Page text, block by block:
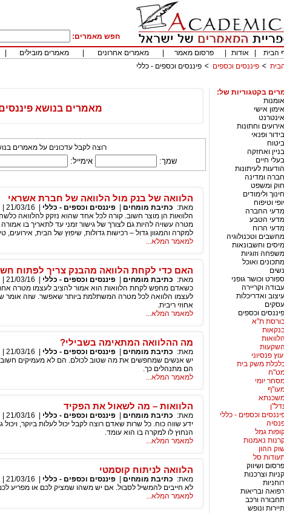
חפש מאמרים:
הבית
אודות פרסום מאמר מאמרים אחרונים מאמרים מובילים
פיננסים וכספים פיננסים וכספים - כללי
בקטגוריות של:
אומנות
אימון אישי
אינטרנט
אירועים וחתונות
בידור ופנאי
ביטוח
בניין ואחזקה
בעלי חיים
הודעות לעיתונות
חברה ומדינה
חוק ומשפט
חינוך ולימודים
יופי וטיפוח
מדעי החברה
מדעי הטבע
מדעי הרוח
מחשבים וטכנולוגיה
מיסים וחשבונאות
משפחה וזוגיות
מתכונים ואוכל
נשים
ספורט וכושר גופני
עבודה וקריירה
עיצוב ואדריכלות
עסקים
פיננסים וכספים
ת"א
הלוואות
השקעות
פנסיוני
משק בית
יומי
נדל"ן
וכספים - כללי
גמל
נאמנות
ההון
סל
פרסום ושיווק
קניות וצרכנות
רוחניות
רפואה ובריאות
תחבורה ורכב
תיירות ונופש
מאמרים בנושא
רוצה לקבל עדכונים על מאמרים
שמך: אימייל:
הלוואה של בנק מול הלוואה של חברת אשראי
מאת: כתיבת מומחים פיננסים וכספים - כללי 21/03/16
הלוואות הן מוצר חשוב. קורה לכל אחד שהוא נזקק להלוואה
מטרה עשויה להיות גם לצורך של גישור זמני עד לתאריך בו
למקרה והמגוון גדול – רכישות גדולות, שיפוץ של הבית, אירועים,
למאמר המלא...
האם כדי לקחת הלוואה מהבנק צריך לפתוח
מאת: כתיבת מומחים פיננסים וכספים - כללי 21/03/16
כשאדם מחפש לקחת הלוואות הוא אמור להציב לעצמו מטרה אחת
לעצמו הלוואה לכל מטרה המשתלמת ביותר שאפשר. שזה אומר
אחוזי ריבית.
למאמר המלא...
מה ההלוואה המתאימה בשבילי?
מאת: כתיבת מומחים פיננסים וכספים - כללי 21/03/16
יש אנשים שמחפשים את מה שטוב לכולם. הם לא מעמיקים חשוב
הם מתנהלים כך.
למאמר המלא...
הלוואות – מה לשאול את הפקיד
מאת: כתיבת מומחים פיננסים וכספים - כללי 21/03/16
ידע שווה כוח. כל שרות שאדם רוצה לקבל יכול לעלות ביוקר,
הנחוץ לו למקרה בו הוא עומד.
למאמר המלא...
הלוואה לניתוח קוסמטי
מאת: כתיבת מומחים פיננסים וכספים - כללי 21/03/16
לא חייבים להמשיל לסבול. אם יש משהו שמציק לכם או מפריע
למאמר המלא...